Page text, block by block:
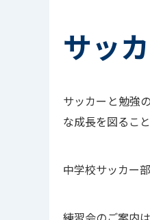
サッ
サッカーと勉強
な成長を図るこ
中学校サッカー